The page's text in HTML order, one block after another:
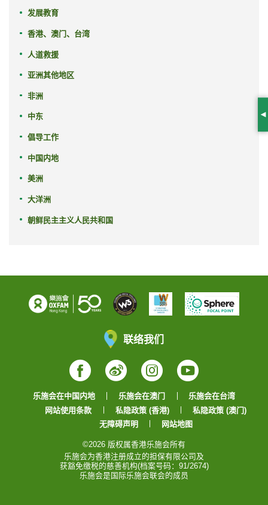
发展教育
香港、澳门、台湾
人道救援
亚洲其他地区
非洲
中东
倡导工作
中国内地
美洲
大洋洲
朝鲜民主主义人民共和国
联络我们
Facebook
WeiboInstagram
YouTube
乐施会在中国内地 乐施会在澳门
乐施会在台湾
网站使用条款
私隐政策 (香港)
私隐政策 (澳门)
无障碍声明
网站地图
©2026 版权属香港乐施会所有
乐施会为香港注册成立的担保有限公司及
获豁免缴税的慈善机构(档案号码：91/2674)
乐施会是国际乐施会联会的成员